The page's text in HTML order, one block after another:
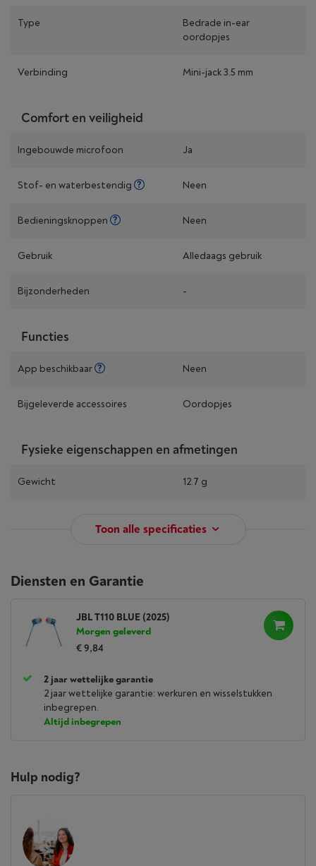
Type
Bedrade in-ear
oordopjes
Verbinding Mini-jack 3.5 mm
Comfort en veiligheid
Ingebouwde microfoon Ja
Stof- en waterbestendig Neen
Bedieningsknoppen Neen
Gebruik Alledaags gebruik
Bijzonderheden -
Functies
App beschikbaar Neen
Bijgeleverde accessoires Oordopjes
Fysieke eigenschappen en afmetingen
Gewicht 12.7 g
Toon alle specificaties
Diensten en Garantie
JBL T110 BLUE (2025)
Morgen geleverd
€ 9,84
2 jaar wettelijke garantie
2 jaar wettelijke garantie: werkuren en wisselstukken
inbegrepen.
Altijd inbegrepen
Hulp nodig?